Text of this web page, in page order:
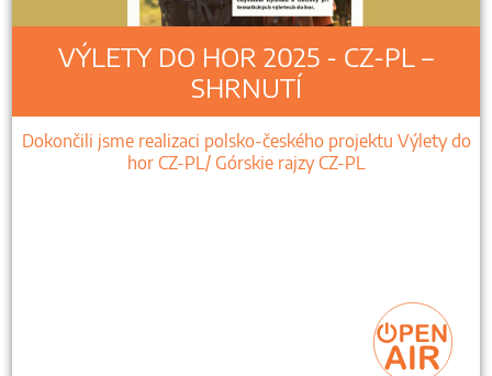
VÝLETY DO HOR 2025 - CZ-PL –
SHRNUTÍ
Dokončili jsme realizaci polsko-českého projektu Výlety do
hor CZ-PL/ Górskie rajzy CZ-PL